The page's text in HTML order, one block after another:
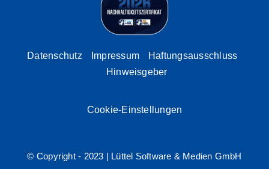
Datenschutz Impressum
Haftungsausschluss
Hinweisgeber
Cookie-Einstellungen
© Copyright - 2023 | Lüttel Software & Medien GmbH